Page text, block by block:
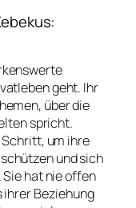
geht. Ihr
über die
spricht.
um ihre
und sich
hat nie offen
ihrer Beziehung